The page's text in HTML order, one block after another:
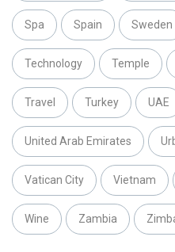
Spa Spain Sweden
Technology Temple
Travel Turkey UAE
United Arab Emirates
Vatican City Vietnam
Wine Zambia